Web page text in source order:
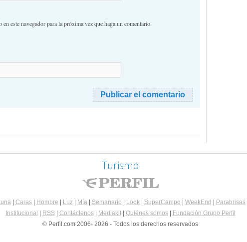
este navegador para la próxima vez que haga un comentario.
Turismo
| Caras| Hombre Luz| Mía| Semanario Look| SuperCampo WeekEnd Parabrisas|
Institucional
RSS| Contáctenos| Mediakit| Quiénes somos|
Fundación Grupo Perfil
© Perfil.com 2006- 2026 - Todos los derechos reservados